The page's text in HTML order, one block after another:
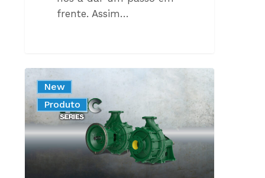
frente. Assim…
NOVAS
BOMBAS
SÉRIE
MEC
–
FLANGE
New
Produto